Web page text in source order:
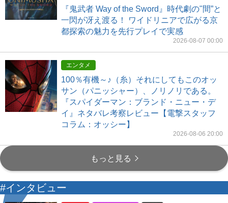
『鬼武者 Way of the Sword』時代劇の"間”と
一閃が冴え渡る！ ワイドリニアで広がる京
都探索の魅力を先行プレイで実感
2026-08-07 00:00
エンタメ
100％有機～♪（糸）それにしてもこのオッ
サン（パニッシャー）、ノリノリである。
『スパイダーマン：ブランド・ニュー・デ
イ』ネタバレ考察レビュー【電撃スタッフ
コラム：オッシー】
2026-08-06 20:00
もっと見る
#インタビュー